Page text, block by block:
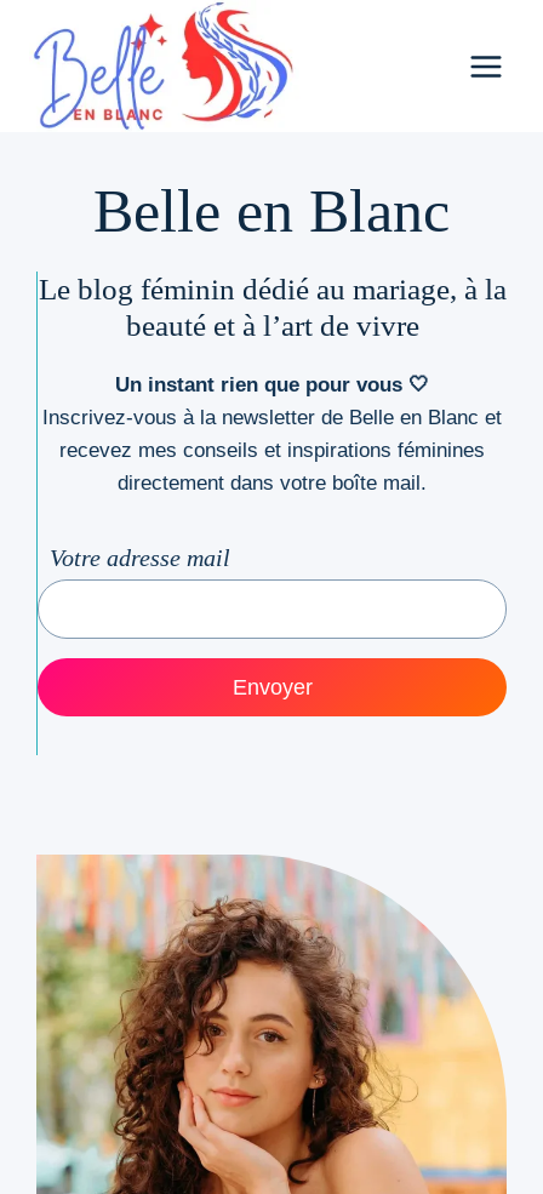
contenu
Belle en Blanc
Le blog féminin dédié au mariage, à la
beauté et à l’art de vivre
Un instant rien que pour vous 🤍
Inscrivez-vous à la newsletter de Belle en Blanc et
recevez mes conseils et inspirations féminines
directement dans votre boîte mail.
Votre adresse mail
Envoyer